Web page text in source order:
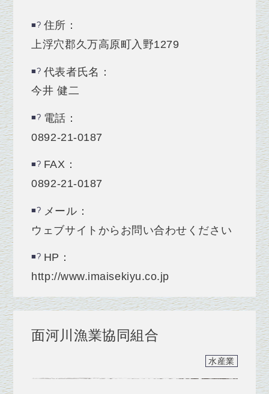
住所：
上浮穴郡久万高原町入野1279
代表者氏名：
今井 健二
電話：
0892-21-0187
FAX：
0892-21-0187
メール：
ウェブサイトからお問い合わせください
HP：
http://www.imaisekiyu.co.jp
面河川漁業協同組合
水産業